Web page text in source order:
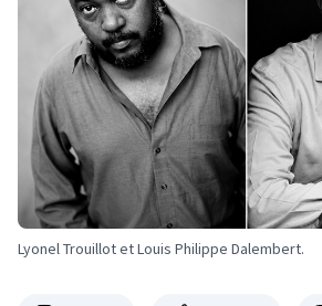
Lyonel Trouillot et Louis Philippe Dalembert.